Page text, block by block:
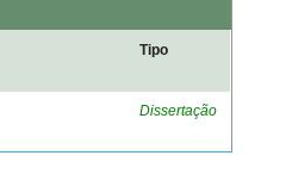
Tipo
Dissertação